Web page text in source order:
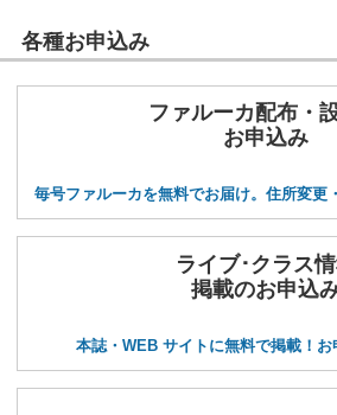
各種お申込み
ファルーカ配布・
お申込み
毎号ファルーカを無料でお届け。住所変更
ライブ･クラス
掲載のお申込
本誌・WEB サイトに無料で掲載！お